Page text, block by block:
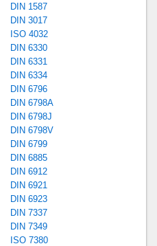
DIN 1587
DIN 3017
ISO 4032
DIN 6330
DIN 6331
DIN 6334
DIN 6796
DIN 6798A
DIN 6798J
DIN 6798V
DIN 6799
DIN 6885
DIN 6912
DIN 6921
DIN 6923
DIN 7337
DIN 7349
ISO 7380